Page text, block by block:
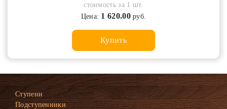
стоимость за 1 шт.
Цена: 1 620.00руб.
Купить
Ступени
Подступенники